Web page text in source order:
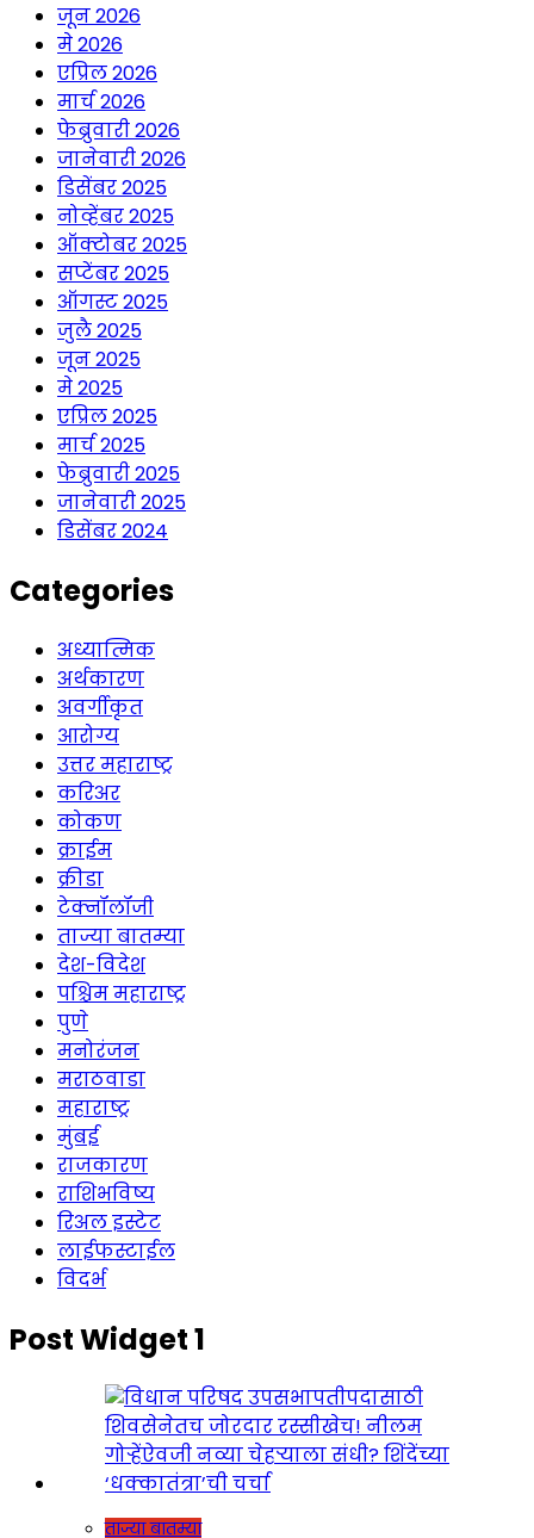
जून 2026
मे 2026
एप्रिल 2026
मार्च 2026
फेब्रुवारी 2026
जानेवारी 2026
डिसेंबर 2025
नोव्हेंबर 2025
ऑक्टोबर 2025
सप्टेंबर 2025
ऑगस्ट 2025
जुलै 2025
जून 2025
मे 2025
एप्रिल 2025
मार्च 2025
फेब्रुवारी 2025
जानेवारी 2025
डिसेंबर 2024
Categories
अध्यात्मिक
अर्थकारण
अवर्गीकृत
आरोग्य
उत्तर महाराष्ट्र
करिअर
कोकण
क्राईम
क्रीडा
टेक्नॉलॉजी
ताज्या बातम्या
देश-विदेश
पश्चिम महाराष्ट्र
पुणे
मनोरंजन
मराठवाडा
महाराष्ट्र
मुंबई
राजकारण
राशिभविष्य
रिअल इस्टेट
लाईफस्टाईल
विदर्भ
Post Widget 1
ताज्या बातम्या